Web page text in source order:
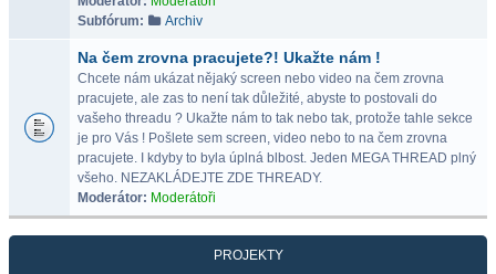
Subfórum:
Archiv
Na čem zrovna pracujete?! Ukažte nám !
Chcete nám ukázat nějaký screen nebo video na čem zrovna
pracujete, ale zas to není tak důležité, abyste to postovali do
vašeho threadu ? Ukažte nám to tak nebo tak, protože tahle sekce
je pro Vás ! Pošlete sem screen, video nebo to na čem zrovna
pracujete. I kdyby to byla úplná blbost. Jeden MEGA THREAD plný
všeho. NEZAKLÁDEJTE ZDE THREADY.
Moderátor: Moderátoři
PROJEKTY